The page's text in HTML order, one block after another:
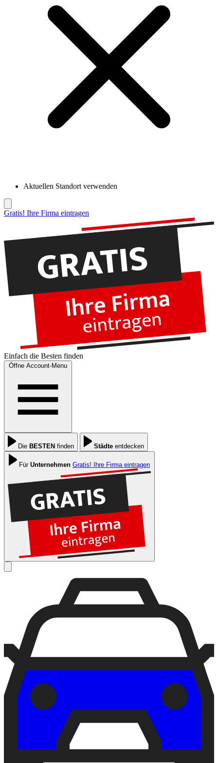
Aktuellen Standort verwenden
Gratis! Ihre Firma eintragen
Einfach die Besten finden
Öffne Account-Menu
Die BESTEN finden Städte entdecken
Für Unternehmen Gratis! Ihre Firma eintragen